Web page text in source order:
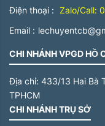
Điện thoại : Zalo/Call:
Email :
CHI NHÁNH VPGD HỒ
Địa chỉ: 433/13 Hai Bà
TPHCM
CHI NHÁNH TRỤ SỞ